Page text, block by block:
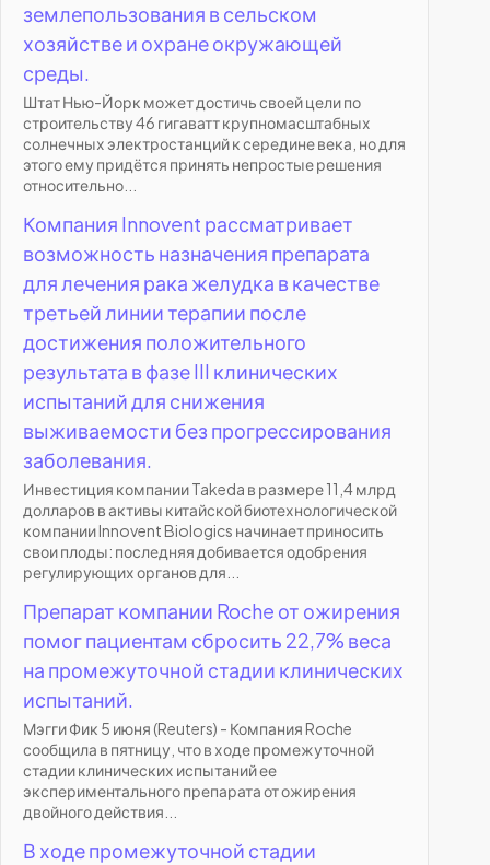
землепользования в сельском
хозяйстве и охране окружающей
среды.
Штат Нью-Йорк может достичь своей цели по
строительству 46 гигаватт крупномасштабных
солнечных электростанций к середине века, но для
этого ему придётся принять непростые решения
относительно...
Компания Innovent рассматривает
возможность назначения препарата
для лечения рака желудка в качестве
третьей линии терапии после
достижения положительного
результата в фазе III клинических
испытаний для снижения
выживаемости без прогрессирования
заболевания.
Инвестиция компании Takeda в размере 11,4 млрд
долларов в активы китайской биотехнологической
компании Innovent Biologics начинает приносить
свои плоды: последняя добивается одобрения
регулирующих органов для...
Препарат компании Roche от ожирения
помог пациентам сбросить 22,7% веса
на промежуточной стадии клинических
испытаний.
Мэгги Фик 5 июня (Reuters) - Компания Roche
сообщила в пятницу, что в ходе промежуточной
стадии клинических испытаний ее
экспериментального препарата от ожирения
двойного действия...
В ходе промежуточной стадии